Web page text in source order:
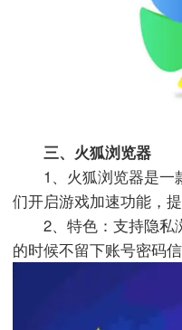
三、火狐浏览器
1、火狐浏览器是一
们开启游戏加速功能，
2、特色：支持隐私
的时候不留下账号密码